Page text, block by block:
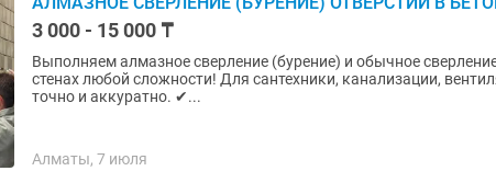
3 000 - 15 000 ₸
Выполняем алмазное сверление (бурение) и обычное
стенах любой сложности! Для сантехники, канализации,
точно и аккуратно. ✔...
Алматы, 7 июля